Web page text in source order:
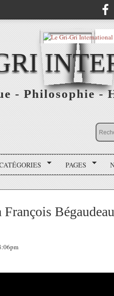
- Philosophie -
PAGES